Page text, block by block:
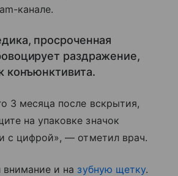
канале.
просроченная
раздражение,
конъюнктивита.
3 месяца после вскрытия,
на упаковке значок
с цифрой», — отметил врач.
и на зубную щетку.